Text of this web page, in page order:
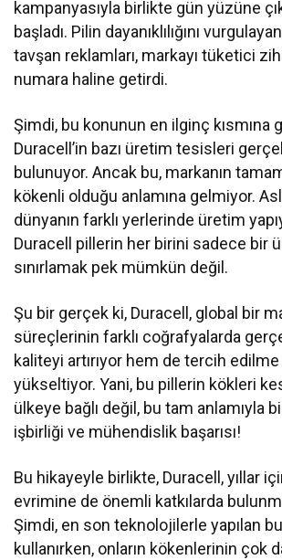
kampanyasıyla birlikte gün yüzüne
başladı. Pilin dayanıklılığını
tavşan reklamları, markayı tüketici
numara haline getirdi.
Şimdi, bu konunun en ilginç kısmına
Duracell’in bazı üretim tesisleri
bulunuyor. Ancak bu, markanın
kökenli olduğu anlamına gelmiyor.
dünyanın farklı yerlerinde üretim
Duracell pillerin her birini sadece bir
sınırlamak pek mümkün değil.
Şu bir gerçek ki, Duracell, global bir
süreçlerinin farklı coğrafyalarda
kaliteyi artırıyor hem de tercih edilme
yükseltiyor. Yani, bu pillerin kökleri
ülkeye bağlı değil, bu tam anlamıyla
işbirliği ve mühendislik başarısı!
Bu hikayeyle birlikte, Duracell, yıllar
evrimine de önemli katkılarda
Şimdi, en son teknolojilerle yapılan
kullanırken, onların kökenlerinin çok